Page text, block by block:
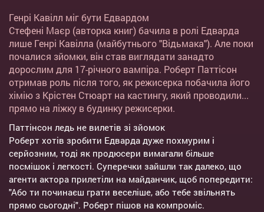
Генрі Кавілл міг бути Едвардом
Стефені Маєр (авторка книг) бачила в ролі Едварда
лише Генрі Кавілла (майбутнього "Відьмака"). Але поки
почалися зйомки, він став виглядати занадто
дорослим для 17-річного вампіра. Роберт Паттісон
отримав роль після того, як режисерка побачила його
хімію з Крістен Стюарт на кастингу, який проводили...
прямо на ліжку в будинку режисерки.
Паттінсон ледь не вилетів зі зйомок
Роберт хотів зробити Едварда дуже похмурим і
серйозним, тоді як продюсери вимагали більше
посмішок і легкості. Суперечки зайшли так далеко, що
агенти актора прилетіли на майданчик, щоб попередити:
"Або ти починаєш грати веселіше, або тебе звільнять
прямо сьогодні". Роберт пішов на компроміс.